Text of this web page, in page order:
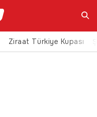
Ara
Ziraat Türkiye Kupası